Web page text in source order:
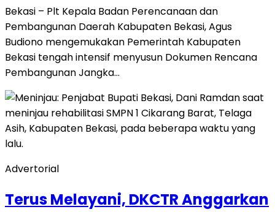
Bekasi – Plt Kepala Badan Perencanaan dan
Pembangunan Daerah Kabupaten Bekasi, Agus
Budiono mengemukakan Pemerintah Kabupaten
Bekasi tengah intensif menyusun Dokumen Rencana
Pembangunan Jangka…
Advertorial
Terus Melayani, DKCTR Anggarkan